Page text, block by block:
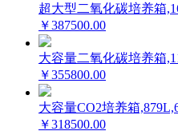
超大型二氧化碳培养箱
￥387500.00
大容量二氧化碳培养箱
￥355800.00
大容量CO2培养箱
￥318500.00